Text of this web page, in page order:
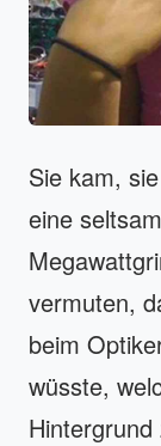
Sie kam,
eine
vermuten,
beim
wüsste,